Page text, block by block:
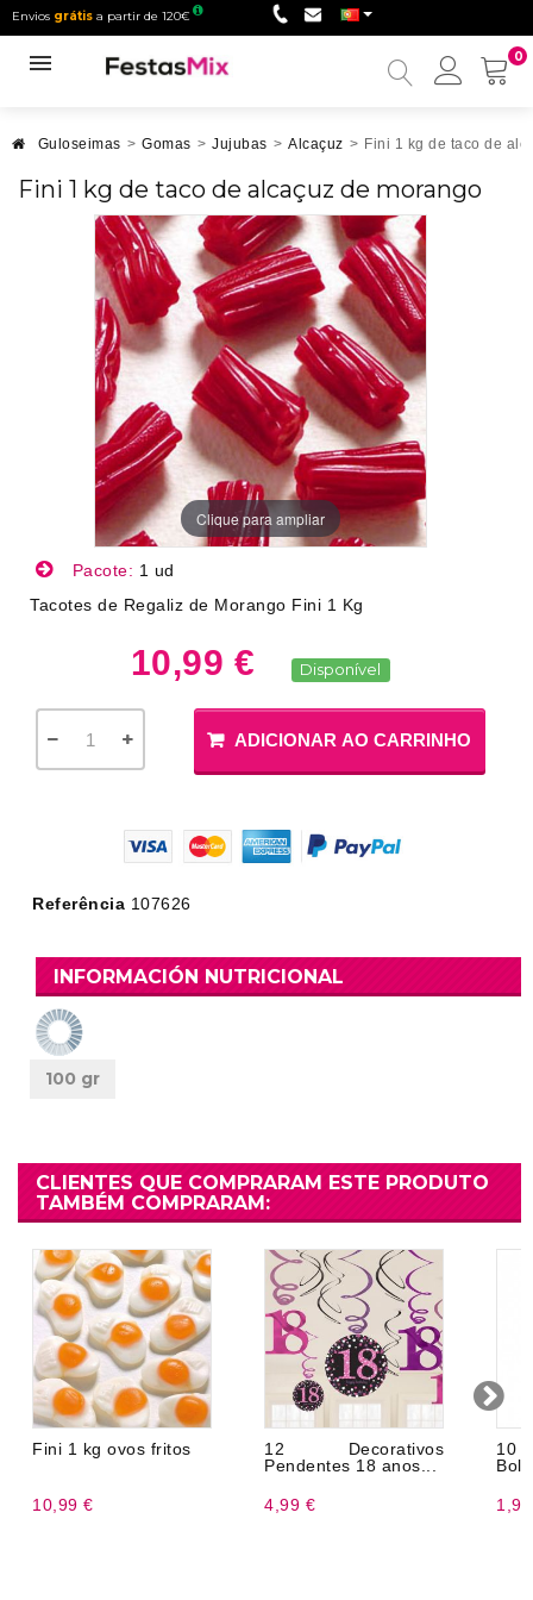
Envios grátis a partir de 120€
0
Minha
Guloseimas > Gomas > Jujubas > Alcaçuz > Fini 1 kg de taco de
Fini 1 kg de taco de alcaçuz de morango
Clique para ampliar
Pacote: 1 ud
Tacotes de Regaliz de Morango Fini 1 Kg
10,99 € Disponível
ADICIONAR AO CARRINHO
Referência 107626
INFORMACIÓN NUTRICIONAL
100 gr
CLIENTES QUE COMPRARAM ESTE PRODUTO
TAMBÉM COMPRARAM:
Fini 1 kg ovos fritos
10,99 €
12 Decorativos
Pendentes 18 anos...
4,99 €
10